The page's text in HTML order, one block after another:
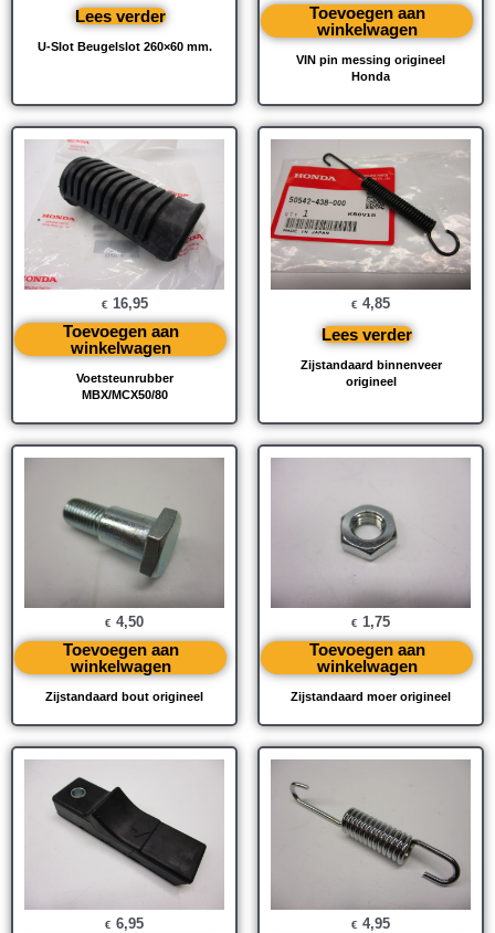
U-Slot Beugelslot 260×60 mm.
Lees verder
VIN pin messing origineel
Honda
Toevoegen aan
winkelwagen
Voetsteunrubber
MBX/MCX50/80
€ 16,95
Toevoegen aan
winkelwagen
Zijstandaard binnenveer
origineel
€ 4,85
Lees verder
Zijstandaard bout origineel
€ 4,50
Toevoegen aan
winkelwagen
Zijstandaard moer origineel
€ 1,75
Toevoegen aan
winkelwagen
€ 6,95 € 4,95